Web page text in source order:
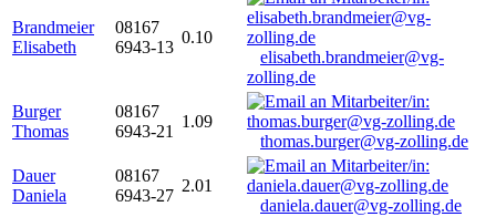
Brandmeier
Elisabeth
08167
6943-13
0.10
elisabeth.brandmeier@vg-
zolling.de
Burger
Thomas
08167
6943-21
1.09
thomas.burger@vg-zolling.de
Dauer
Daniela
08167
6943-27
2.01
daniela.dauer@vg-zolling.de